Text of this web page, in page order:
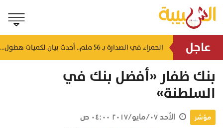
عاجل منذ ٤٥ دقيقة الحمراء في الصدارة بـ 56 ملم.. أحدث بيان لكميات هطول الأمطار بسلطنة عُمان
بنك ظفار «أفضل بنك في
السلطنة»
مؤشر الأحد ٠٧/مايو/٢٠١٧ ٠٤:٠٠ ص